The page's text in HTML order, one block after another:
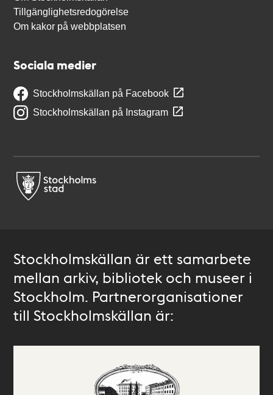
Tillgänglighetsredogörelse
Om kakor på webbplatsen
Sociala medier
Stockholmskällan på Facebook
Stockholmskällan på Instagram
Stockholmskällan är ett samarbete
mellan arkiv, bibliotek och museer i
Stockholm. Partnerorganisationer
till Stockholmskällan är: